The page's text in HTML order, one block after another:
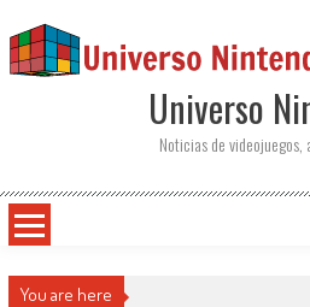
Universo
Noticias de videojuegos,
You are here